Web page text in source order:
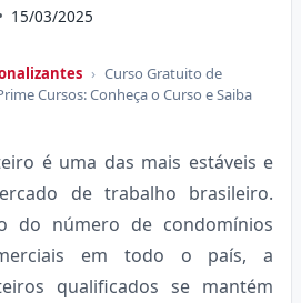
15/03/2025
› Curso Gratuito de
Cursos: Conheça o Curso e Saiba
é uma das mais estáveis e
de trabalho brasileiro.
do número de condomínios
em todo o país, a
qualificados se mantém